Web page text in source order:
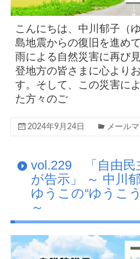
こんにちは、中川郁子（
島地震からの復旧を進め
雨による自然災害に再び
登地方の皆さまに心より
す。そして、この災害に
た方々のご
2024年9月24日 メール
vol.229 「自由民
が告示」 ～ 中川
ゆうこの“ゆうこ
～